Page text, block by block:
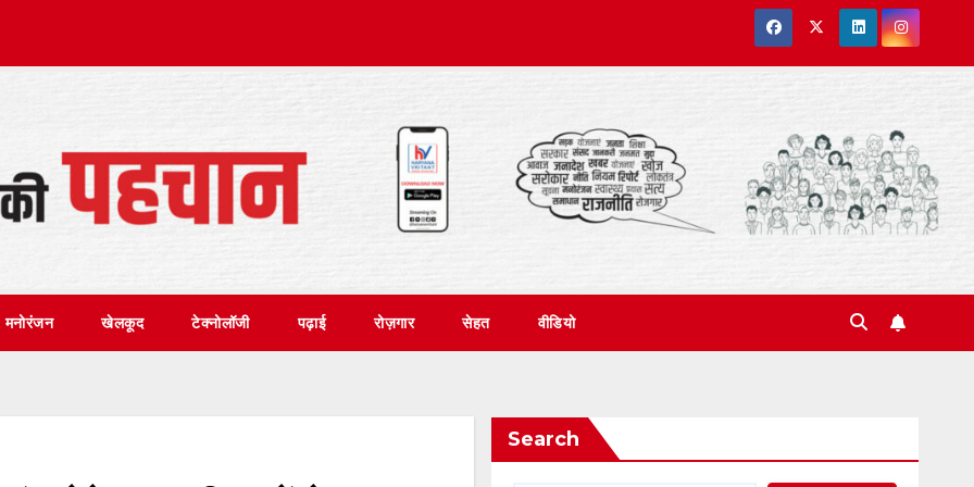
मनोरंजन खेलकूद टेक्नोलॉजी पढ़ाई रोज़गार सेहत वीडियो
Search